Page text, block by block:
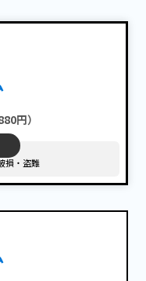
円）
損・盗難